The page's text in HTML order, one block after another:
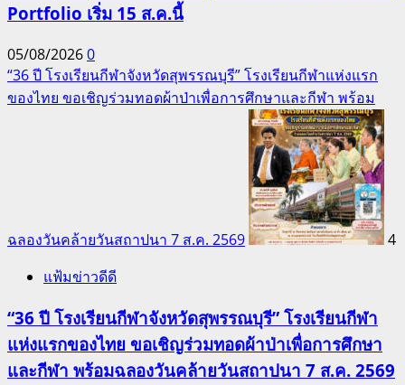
Portfolio เริ่ม 15 ส.ค.นี้
05/08/20260
“36 ปี โรงเรียนกีฬาจังหวัดสุพรรณบุรี” โรงเรียนกีฬาแห่งแรก
ของไทย ขอเชิญร่วมทอดผ้าป่าเพื่อการศึกษาและกีฬา พร้อม
ฉลองวันคล้ายวันสถาปนา 7 ส.ค. 2569
4
แฟ้มข่าวดีดี
“36 ปี โรงเรียนกีฬาจังหวัดสุพรรณบุรี” โรงเรียนกีฬา
แห่งแรกของไทย ขอเชิญร่วมทอดผ้าป่าเพื่อการศึกษา
และกีฬา พร้อมฉลองวันคล้ายวันสถาปนา 7 ส.ค. 2569